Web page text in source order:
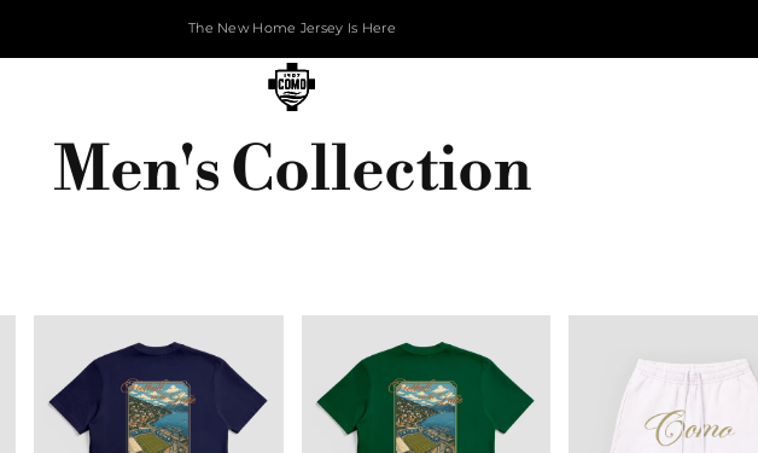
The New Home Jersey Is Here
Men's Collection